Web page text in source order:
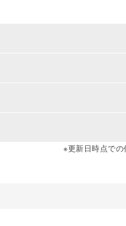
※更新日時点での